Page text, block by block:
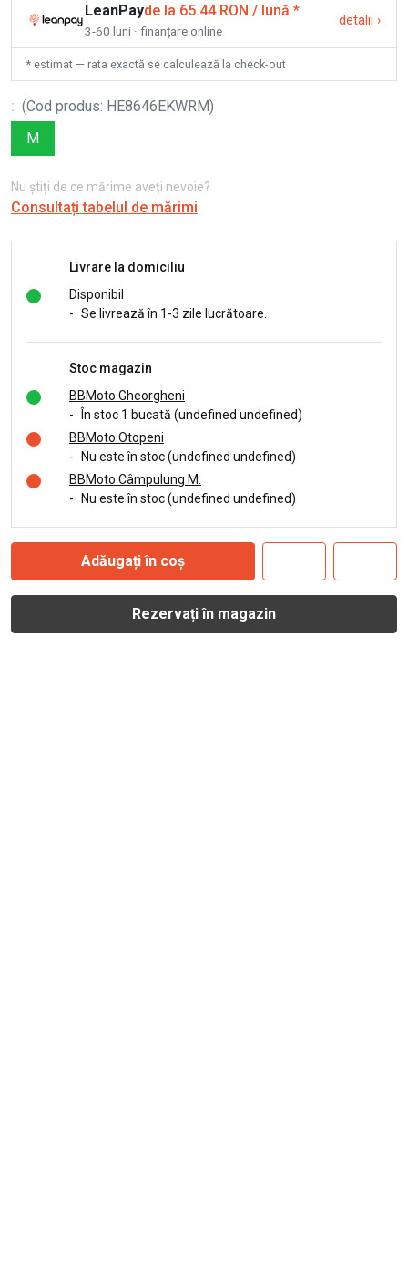
LeanPayde la 65.44 RON / lună *
3-60 luni · finanțare online
detalii ›
* estimat — rata exactă se calculează la check-out
: (Cod produs: HE8646EKWRM)
M
Nu știți de ce mărime aveți nevoie?
Consultați tabelul de mărimi
Livrare la domiciliu
Disponibil
- Se livrează în 1-3 zile lucrătoare.
Stoc magazin
BBMoto Gheorgheni
-
În stoc 1 bucată (undefined undefined)
BBMoto Otopeni
-
Nu este în stoc (undefined undefined)
BBMoto Câmpulung M.
-
Nu este în stoc (undefined undefined)
Adăugați în coș
Rezervați în magazin